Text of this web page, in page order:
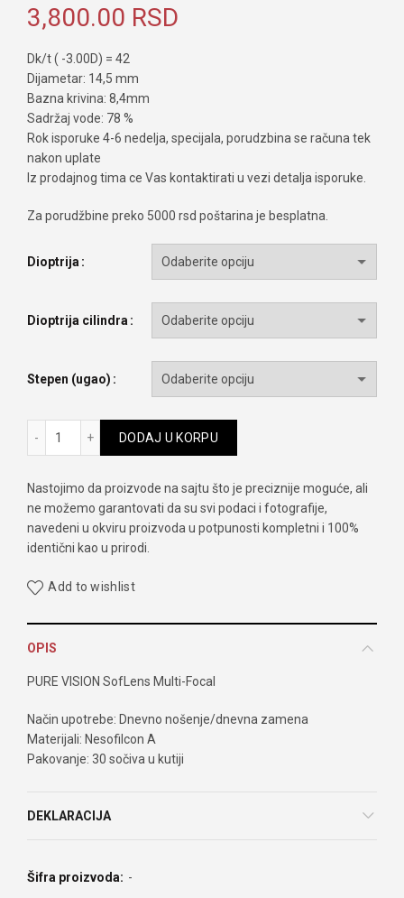
3,800.00 RSD
Dk/t ( -3.00D) = 42
Dijametar: 14,5 mm
Bazna krivina: 8,4mm
Sadržaj vode: 78 %
Rok isporuke 4-6 nedelja, specijala, porudzbina se računa tek
nakon uplate
Iz prodajnog tima ce Vas kontaktirati u vezi detalja isporuke.
Za porudžbine preko 5000 rsd poštarina je besplatna.
Dioptrija
Dioptrija cilindra
Stepen (ugao)
DODAJ U KORPU
Nastojimo da proizvode na sajtu što je preciznije moguće, ali
ne možemo garantovati da su svi podaci i fotografije,
navedeni u okviru proizvoda u potpunosti kompletni i 100%
identični kao u prirodi.
Add to wishlist
OPIS
PURE VISION SofLens Multi-Focal
Način upotrebe: Dnevno nošenje/dnevna zamena
Materijali: Nesofilcon A
Pakovanje: 30 sočiva u kutiji
DEKLARACIJA
Šifra proizvoda: -